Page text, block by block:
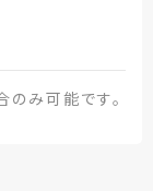
み可能です。